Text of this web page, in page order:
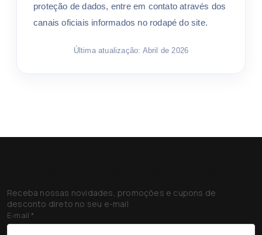
proteção de dados, entre em contato através dos
canais oficiais informados no rodapé do site.
Última atualização: Abril de 2026
Receba nossas novidades, promoções e cupons de
desconto direto no seu e-mail
E-mail*